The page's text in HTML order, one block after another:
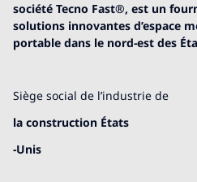
société Tecno Fast®, est un
solutions innovantes d’espace
portable dans le nord-est des
Siège social de l’industrie de
la construction États
-Unis